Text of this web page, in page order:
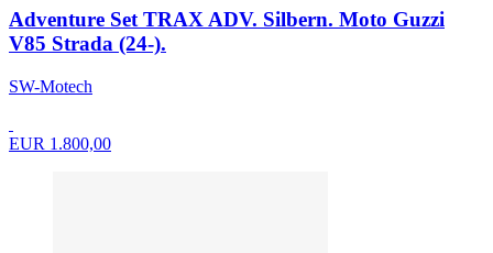
Adventure Set TRAX ADV. Silbern. Moto Guzzi
V85 Strada (24-).
SW-Motech
EUR 1.800,00